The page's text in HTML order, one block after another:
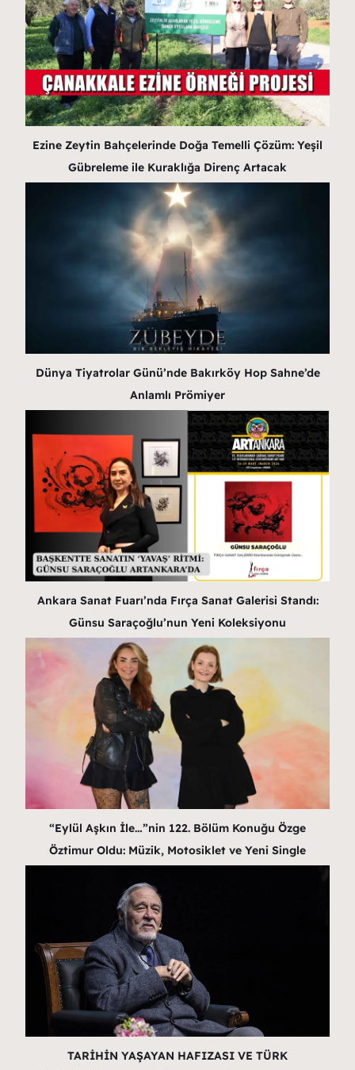
Ezine Zeytin Bahçelerinde Doğa Temelli Çözüm: Yeşil
Gübreleme ile Kuraklığa Direnç Artacak
Dünya Tiyatrolar Günü’nde Bakırköy Hop Sahne’de
Anlamlı Prömiyer
Ankara Sanat Fuarı’nda Fırça Sanat Galerisi Standı:
Günsu Saraçoğlu’nun Yeni Koleksiyonu
“Eylül Aşkın İle…”nin 122. Bölüm Konuğu Özge
Öztimur Oldu: Müzik, Motosiklet ve Yeni Single
TARİHİN YAŞAYAN HAFIZASI VE TÜRK